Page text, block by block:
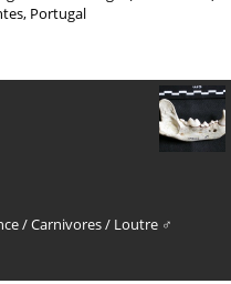
Portugal
/Carnivores/ Loutre ♂